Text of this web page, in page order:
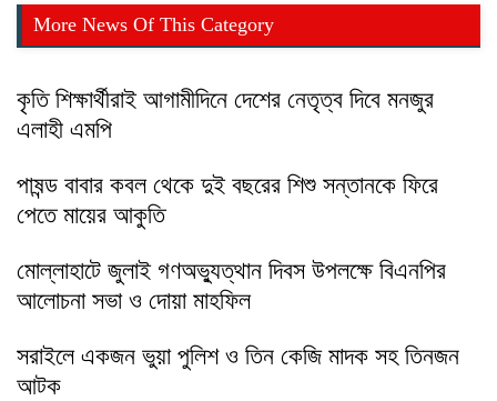
More News Of This Category
কৃতি শিক্ষার্থীরাই আগামীদিনে দেশের নেতৃত্ব দিবে মনজুর
এলাহী এমপি
পাষন্ড বাবার কবল থেকে দুই বছরের শিশু সন্তানকে ফিরে
পেতে মায়ের আকুতি
মোল্লাহাটে জুলাই গণঅভ্যুত্থান দিবস উপলক্ষে বিএনপির
আলোচনা সভা ও দোয়া মাহফিল
সরাইলে একজন ভুয়া পুলিশ ও তিন কেজি মাদক সহ তিনজন
আটক